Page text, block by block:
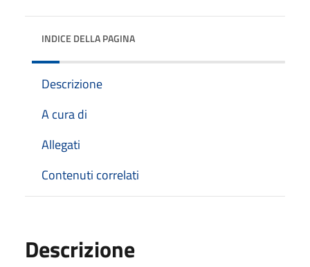
INDICE DELLA PAGINA
Descrizione
A cura di
Allegati
Contenuti correlati
Descrizione